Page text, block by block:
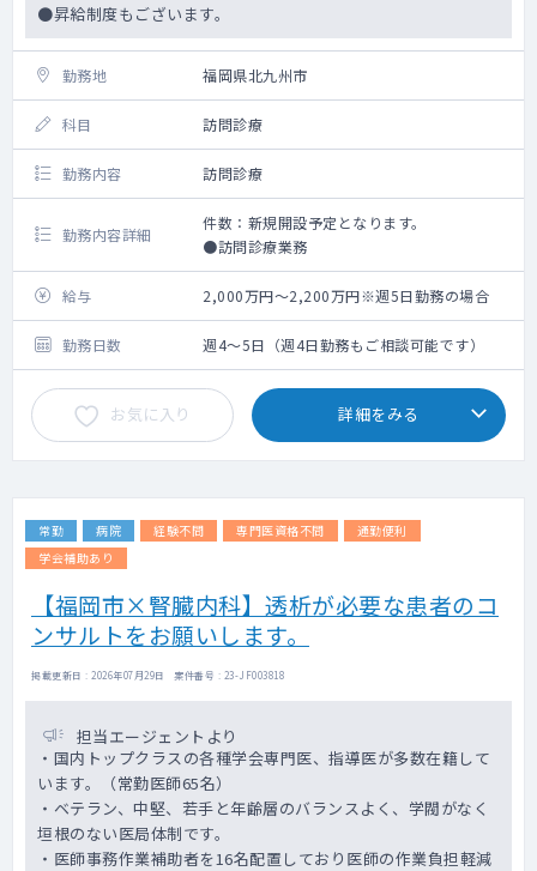
●昇給制度もございます。
勤務地 福岡県北九州市
科目 訪問診療
勤務内容 訪問診療
勤務内容詳細
件数：新規開設予定となります。
●訪問診療業務
給与 2,000万円～2,200万円※週5日勤務の場合
勤務日数 週4～5日（週4日勤務もご相談可能です）
お気に入り 詳細をみる
常勤 病院 経験不問 専門医資格不問
通勤便利
学会補助あり
【福岡市×腎臓内科】透析が必要な患者のコ
ンサルトをお願いします。
掲載更新日 : 2026年07月29日 案件番号 : 23-JF003818
担当エージェントより
・国内トップクラスの各種学会専門医、指導医が多数在籍して
います。（常勤医師65名）
・ベテラン、中堅、若手と年齢層のバランスよく、学閥がなく
垣根のない医局体制です。
・医師事務作業補助者を16名配置しており医師の作業負担軽減